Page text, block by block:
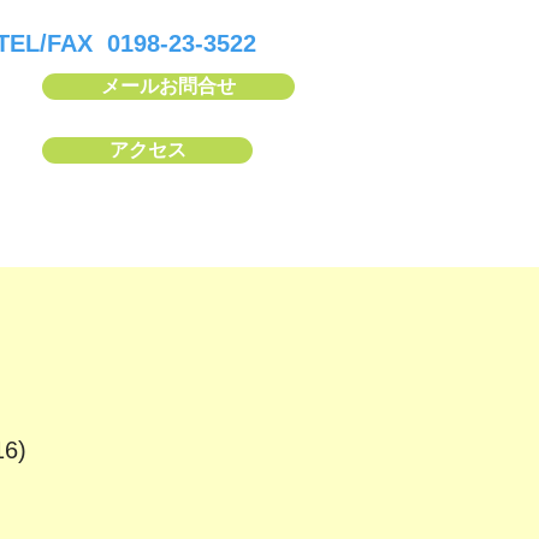
FAX 0198-23-3522
メールお問合せ
アクセス